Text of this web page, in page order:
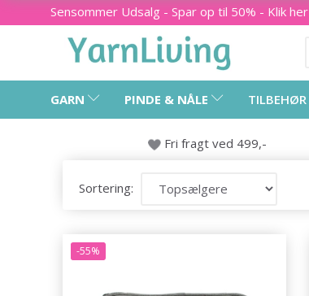
Sensommer Udsalg - Spar op til 50% - Klik her
GARN PINDE & NÅLE TILBEHØR
Fri fragt ved 499,-
Sortering:
-55%